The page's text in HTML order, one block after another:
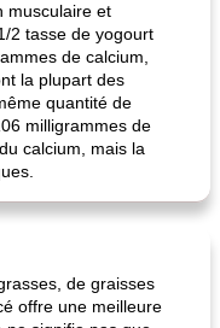
musculaire et
2 tasse de yogourt
de calcium,
la plupart des
quantité de
milligrammes de
calcium, mais la
de graisses
offre une meilleure